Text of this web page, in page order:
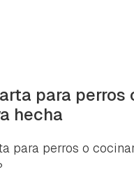
para perros
hecha
para perros o